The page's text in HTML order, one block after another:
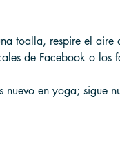
toalla, respire el aire
de Facebook o
nuevo en yoga; sigue